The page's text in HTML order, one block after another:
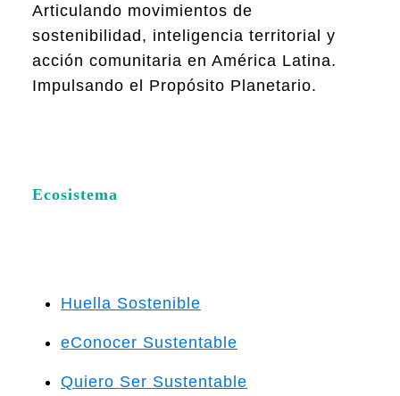
Articulando movimientos de
sostenibilidad, inteligencia territorial y
acción comunitaria en América Latina.
Impulsando el Propósito Planetario.
Ecosistema
Huella Sostenible
eConocer Sustentable
Quiero Ser Sustentable